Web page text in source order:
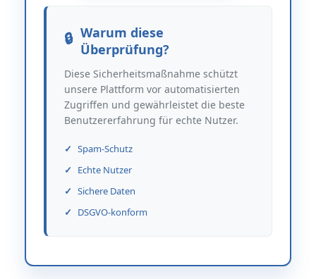
Warum diese
Überprüfung?
Diese Sicherheitsmaßnahme schützt
unsere Plattform vor automatisierten
Zugriffen und gewährleistet die beste
Benutzererfahrung für echte Nutzer.
Spam-Schutz
Echte Nutzer
Sichere Daten
DSGVO-konform